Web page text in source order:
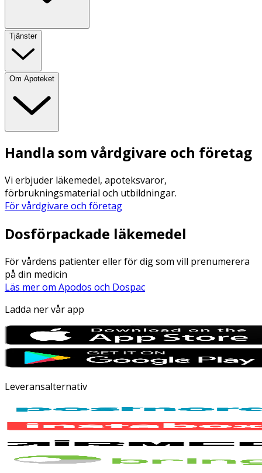
Tjänster
Om Apoteket
Handla som vårdgivare och företag
Vi erbjuder läkemedel, apoteksvaror,
förbrukningsmaterial och utbildningar.
För vårdgivare och företag
Dosförpackade läkemedel
För vårdens patienter eller för dig som vill prenumerera
på din medicin
Läs mer om Apodos och Dospac
Ladda ner vår app
Leveransalternativ